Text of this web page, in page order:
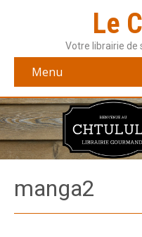
Le
Votre librairie de
Menu
manga2